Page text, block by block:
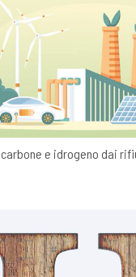
e idrogeno dai